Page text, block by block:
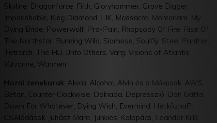
Skyline, Dragonforce, Filth, Gloryhammer, Grave Digger,
Imperishable, King Diamond, LIK, Massacre, Memoriam, My
Dying Bride, Powerwolf, Pro-Pain, Rhapsody Of Fire, Rise Of
The Northstar, Running Wild, Siamese, Soulfly, Steel Panther,
Tetrarch, The HU, Unto Others, Varg, Visions of Atlantis,
Vulvarine, Warmen
Hazai zenekarok: Akela, Alcohol, Alvin és a Mókusok, AWS,
Beton, Counter Clockwise, Dalriada, Depresszió, Don Gatto,
Down For Whatever, Dying Wish, Evermind, HétköznaPI
CSAlódások, Juhász Marci, Junkies, Kalapács, Leander Kills,